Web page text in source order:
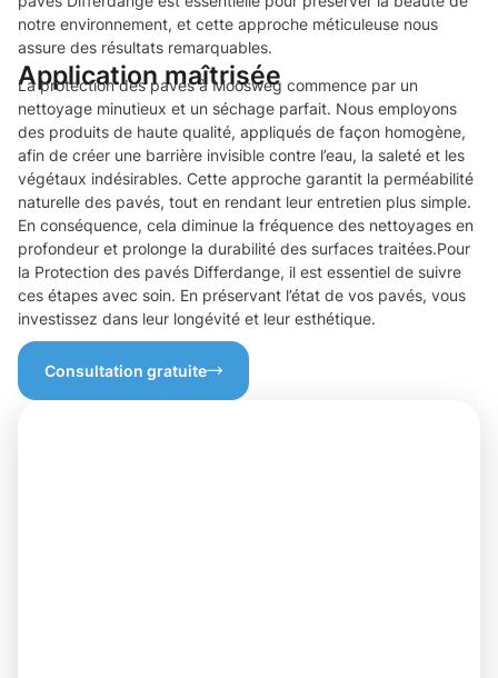
notre environnement, et cette approche méticuleuse nous
assure des résultats remarquables.
Application maîtrisée
La protection des pavés à Moosweg commence par un
nettoyage minutieux et un séchage parfait. Nous employons
des produits de haute qualité, appliqués de façon homogène,
afin de créer une barrière invisible contre l’eau, la saleté et les
végétaux indésirables. Cette approche garantit la perméabilité
naturelle des pavés, tout en rendant leur entretien plus simple.
En conséquence, cela diminue la fréquence des nettoyages en
profondeur et prolonge la durabilité des surfaces traitées.Pour
la Protection des pavés Differdange, il est essentiel de suivre
ces étapes avec soin. En préservant l’état de vos pavés, vous
investissez dans leur longévité et leur esthétique.
Consultation gratuite